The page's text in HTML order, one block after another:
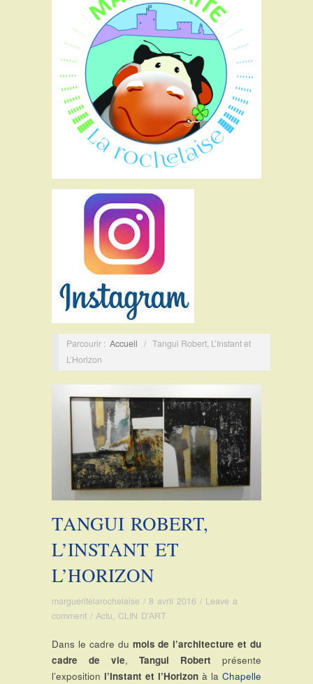
Parcourir : Accueil / Tangui Robert, L’Instant et
L’Horizon
TANGUI ROBERT,
L’INSTANT ET
L’HORIZON
margueritelarochelaise / 8 avril 2016 / Leave a
comment / Actu, CLIN D'ART
Dans le cadre du mois de l’architecture et du
cadre de vie, Tangui Robert présente
l’exposition l’Instant et l’Horizon à la Chapelle